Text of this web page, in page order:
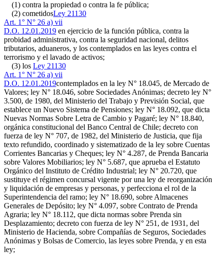
(1) contra la propiedad o contra la fe pública;
(2) cometidosLey 21130
Art. 1° N° 26 a) vii
D.O. 12.01.2019 en ejercicio de la función pública, contra la
probidad administrativa, contra la seguridad nacional, delitos
tributarios, aduaneros, y los contemplados en las leyes contra el
terrorismo y el lavado de activos;
(3) los Ley 21130
Art. 1° N° 26 a) vii
D.O. 12.01.2019contemplados en la ley N° 18.045, de Mercado de
Valores; ley N° 18.046, sobre Sociedades Anónimas; decreto ley N°
3.500, de 1980, del Ministerio del Trabajo y Previsión Social, que
establece un Nuevo Sistema de Pensiones; ley N° 18.092, que dicta
Nuevas Normas Sobre Letra de Cambio y Pagaré; ley N° 18.840,
orgánica constitucional del Banco Central de Chile; decreto con
fuerza de ley N° 707, de 1982, del Ministerio de Justicia, que fija
texto refundido, coordinado y sistematizado de la ley sobre Cuentas
Corrientes Bancarias y Cheques; ley N° 4.287, de Prenda Bancaria
sobre Valores Mobiliarios; ley N° 5.687, que aprueba el Estatuto
Orgánico del Instituto de Crédito Industrial; ley N° 20.720, que
sustituye el régimen concursal vigente por una ley de reorganización
y liquidación de empresas y personas, y perfecciona el rol de la
Superintendencia del ramo; ley N° 18.690, sobre Almacenes
Generales de Depósito; ley N° 4.097, sobre Contrato de Prenda
Agraria; ley N° 18.112, que dicta normas sobre Prenda sin
Desplazamiento; decreto con fuerza de ley N° 251, de 1931, del
Ministerio de Hacienda, sobre Compañías de Seguros, Sociedades
Anónimas y Bolsas de Comercio, las leyes sobre Prenda, y en esta
ley;